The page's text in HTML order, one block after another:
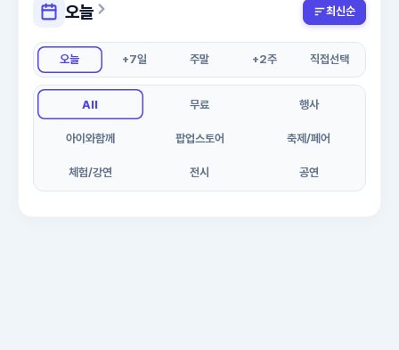
오늘 최신순
오늘 +7일 주말 +2주 직접선택
All 무료 행사
아이와함께 팝업스토어 축제/페어
체험/강연 전시 공연